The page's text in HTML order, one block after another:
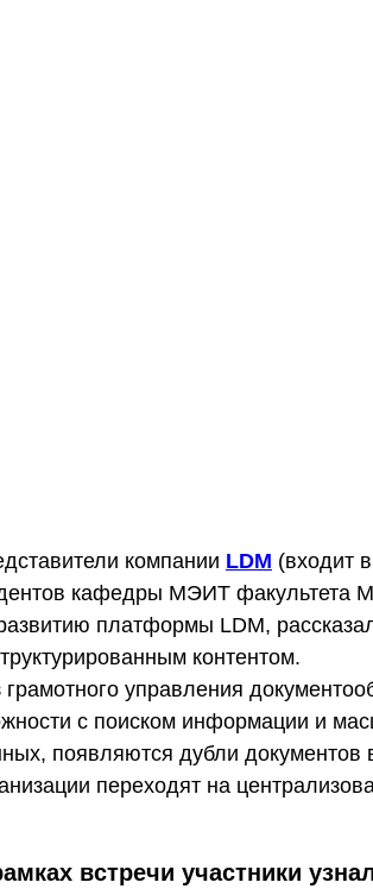
компании LDM (входит
кафедры МЭИТ факультета
платформы LDM,
контентом.
грамотного управления
с поиском информации и
появляются дубли
переходят на
встречи участники